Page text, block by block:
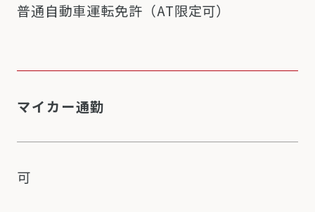
普通自動車運転免許（AT限定可）
マイカー通勤
可